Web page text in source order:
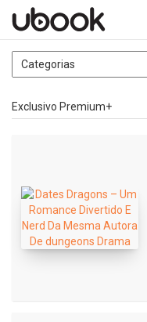
Exclusivo Premium+